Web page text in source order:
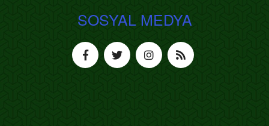
SOSYAL MEDYA